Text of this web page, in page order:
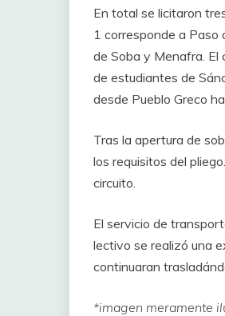
En total se licitaron
1 corresponde a Paso
de Soba y Menafra. El
de estudiantes de
desde Pueblo Greco
Tras la apertura de
los requisitos del
circuito.
El servicio de
lectivo se realizó una
continuaran
*imagen meramente